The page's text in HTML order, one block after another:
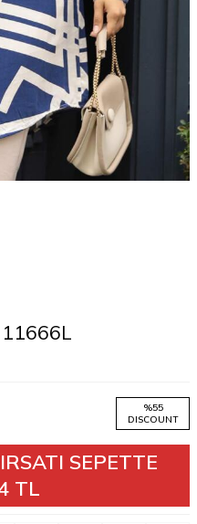
%55
DISCOUNT
SEPETTE
TL